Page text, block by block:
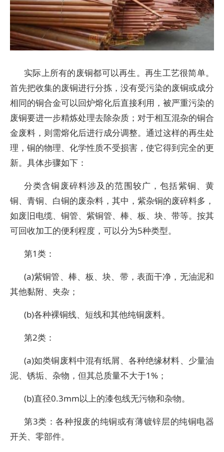
实际上所有的废铜都可以再生。再生工艺很简单。
首先把收集的废铜进行分拣，没有受污染的废铜或成分
相同的铜合金可以回炉熔化后直接利用，被严重污染的
废铜要进一步精炼处理去除杂质；对于相互混杂的铜合
金废料，则需熔化后进行成分调整。通过这样的再生处
理，铜的物理、化学性质不受损害，使它得到完全的更
新。具体步骤如下：
分类含铜废碎料涉及的范围较广，包括紫铜、黄
铜、青铜、白铜的废杂料，其中，紫杂铜的废碎料多，
如废旧电缆、铜管、紫铜管、棒、板、块、带等。按其
可回收加工的便利程度，可以分为5种类型。
第1类：
(a)紫铜管、棒、板、块、带，表面干净，无油泥和
其他黏附、夹杂；
(b)各种裸铜线、短线和其他纯铜废料。
第2类：
(a)如类铜废料中混有纸屑、各种绝缘材料、少量油
泥、锈垢、杂物，但其总质量不大于1%；
(b)直径0.3mm以上的漆包线无污物和杂物。
第3类：各种报废的纯铜或有薄镀锌层的纯铜电器
开关、零部件。